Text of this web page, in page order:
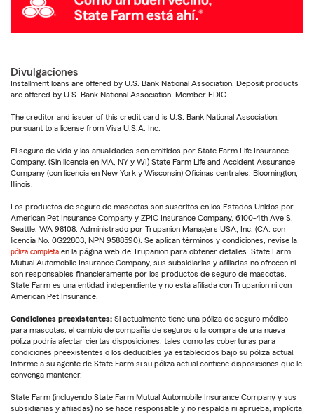
Divulgaciones
Installment loans are offered by U.S. Bank National Association. Deposit products
are offered by U.S. Bank National Association. Member FDIC.
The creditor and issuer of this credit card is U.S. Bank National Association,
pursuant to a license from Visa U.S.A. Inc.
El seguro de vida y las anualidades son emitidos por State Farm Life Insurance
Company. (Sin licencia en MA, NY y WI) State Farm Life and Accident Assurance
Company (con licencia en New York y Wisconsin) Oficinas centrales, Bloomington,
Illinois.
Los productos de seguro de mascotas son suscritos en los Estados Unidos por
American Pet Insurance Company y ZPIC Insurance Company, 6100-4th Ave S,
Seattle, WA 98108. Administrado por Trupanion Managers USA, Inc. (CA: con
licencia No. 0G22803, NPN 9588590). Se aplican términos y condiciones, revise la
póliza completa en la página web de Trupanion para obtener detalles. State Farm
Mutual Automobile Insurance Company, sus subsidiarias y afiliadas no ofrecen ni
son responsables financieramente por los productos de seguro de mascotas.
State Farm es una entidad independiente y no está afiliada con Trupanion ni con
American Pet Insurance.
Condiciones preexistentes: Si actualmente tiene una póliza de seguro médico
para mascotas, el cambio de compañía de seguros o la compra de una nueva
póliza podría afectar ciertas disposiciones, tales como las coberturas para
condiciones preexistentes o los deducibles ya establecidos bajo su póliza actual.
Informe a su agente de State Farm si su póliza actual contiene disposiciones que le
convenga mantener.
State Farm (incluyendo State Farm Mutual Automobile Insurance Company y sus
subsidiarias y afiliadas) no se hace responsable y no respalda ni aprueba, implícita